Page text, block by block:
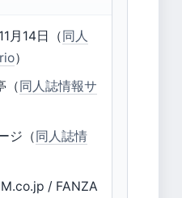
月14日（同人
）
（同人誌情報サ
ジ（同人誌情
/ FANZA